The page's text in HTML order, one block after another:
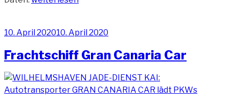
Veröffentlicht
10. April 202010. April 2020
Frachtschiff Gran Canaria Car